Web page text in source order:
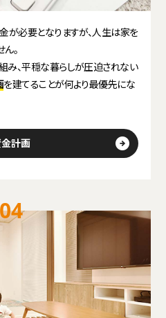
が必要となりますが、人生は家を
。
み、平穏な暮らしが圧迫されない
を建てることが何より最優先にな
計画
04